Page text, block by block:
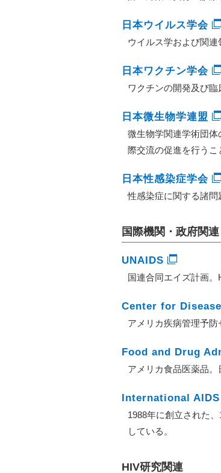
日本ウイルス学会
ウイルス学および関連
日本ワクチン学会
ワクチンの開発及び臨
日本微生物学連盟
微生物学関連学術団
際交流の促進を行うこ
日本性感染症学会
性感染症に関する諸問
国際機関・政府関連
UNAIDS
国連合同エイズ計画
Center for
アメリカ疾病管理予
Food and Drug
アメリカ食品医薬品。
International
1988年に創立された
している。
HIV研究関連